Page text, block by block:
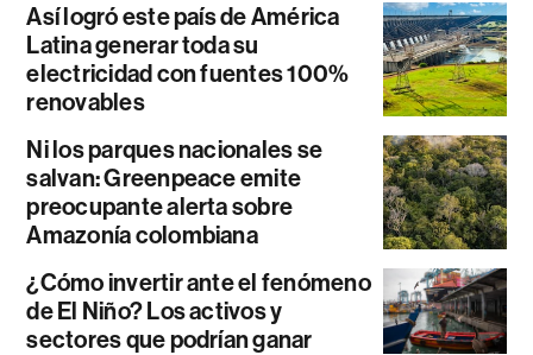
Así logró este país de América
Latina generar toda su
electricidad con fuentes 100%
renovables
Ni los parques nacionales se
salvan: Greenpeace emite
preocupante alerta sobre
Amazonía colombiana
¿Cómo invertir ante el fenómeno
de El Niño? Los activos y
sectores que podrían ganar